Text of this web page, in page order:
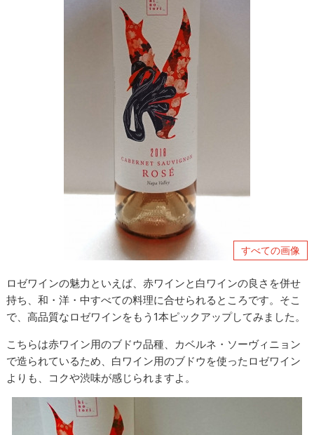
すべての画像
ロゼワインの魅力といえば、赤ワインと白ワインの良さを併せ
持ち、和・洋・中すべての料理に合せられるところです。そこ
で、高品質なロゼワインをもう1本ピックアップしてみました。
こちらは赤ワイン用のブドウ品種、カベルネ・ソーヴィニョン
で造られているため、白ワイン用のブドウを使ったロゼワイン
よりも、コクや渋味が感じられますよ。